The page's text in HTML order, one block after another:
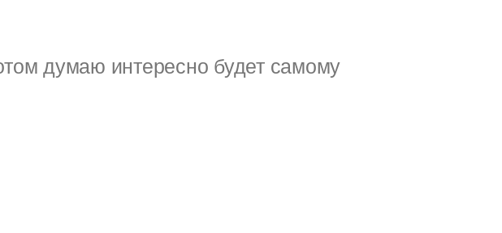
думаю интересно будет самому